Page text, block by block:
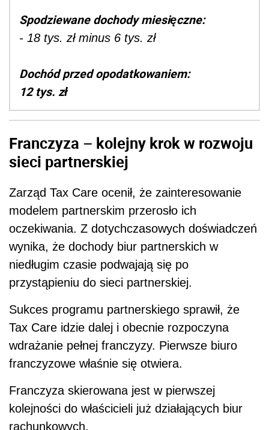
Spodziewane dochody miesięczne:
- 18 tys. zł minus 6 tys. zł
Dochód przed opodatkowaniem:
12 tys. zł
Franczyza – kolejny krok w rozwoju
sieci partnerskiej
Zarząd Tax Care ocenił, że zainteresowanie
modelem partnerskim przerosło ich
oczekiwania. Z dotychczasowych doświadczeń
wynika, że dochody biur partnerskich w
niedługim czasie podwajają się po
przystąpieniu do sieci partnerskiej.
Sukces programu partnerskiego sprawił, że
Tax Care idzie dalej i obecnie rozpoczyna
wdrażanie pełnej franczyzy. Pierwsze biuro
franczyzowe właśnie się otwiera.
Franczyza skierowana jest w pierwszej
kolejności do właścicieli już działających biur
rachunkowych.